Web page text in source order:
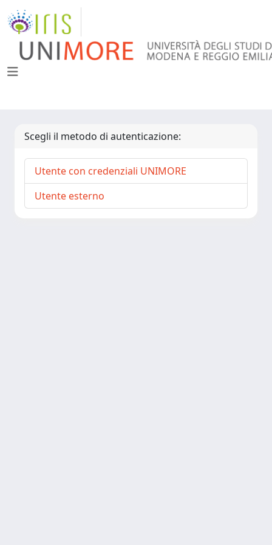
Scegli il metodo di autenticazione:
Utente con credenziali UNIMORE
Utente esterno